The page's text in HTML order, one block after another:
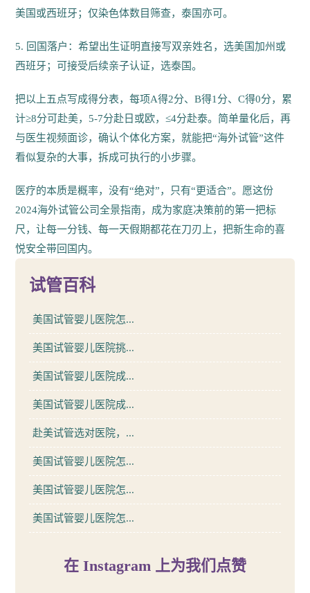
美国或西班牙；仅染色体数目筛查，泰国亦可。
5. 回国落户：希望出生证明直接写双亲姓名，选美国加州或
西班牙；可接受后续亲子认证，选泰国。
把以上五点写成得分表，每项A得2分、B得1分、C得0分，累
计≥8分可赴美，5-7分赴日或欧，≤4分赴泰。简单量化后，再
与医生视频面诊，确认个体化方案，就能把“海外试管”这件
看似复杂的大事，拆成可执行的小步骤。
医疗的本质是概率，没有“绝对”，只有“更适合”。愿这份
2024海外试管公司全景指南，成为家庭决策前的第一把标
尺，让每一分钱、每一天假期都花在刀刃上，把新生命的喜
悦安全带回国内。
试管百科
美国试管婴儿医院怎...
美国试管婴儿医院挑...
美国试管婴儿医院成...
美国试管婴儿医院成...
赴美试管选对医院，...
美国试管婴儿医院怎...
美国试管婴儿医院怎...
美国试管婴儿医院怎...
在 Instagram 上为我们点赞